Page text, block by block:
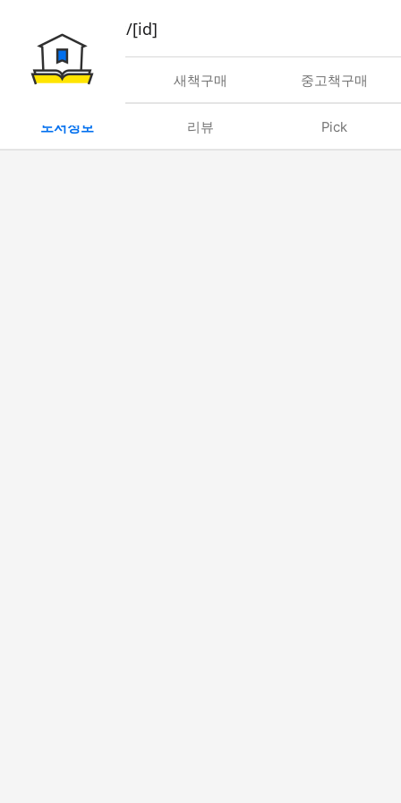
book/rent/[id]
대여 새책구매 중고책구매
도서정보 리뷰 Pick